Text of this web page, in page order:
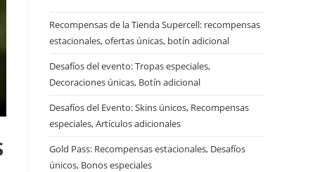
Recompensas de la Tienda Supercell: recompensas
estacionales, ofertas únicas, botín adicional
Desafíos del evento: Tropas especiales,
Decoraciones únicas, Botín adicional
Desafíos del Evento: Skins únicos, Recompensas
especiales, Artículos adicionales
Gold Pass: Recompensas estacionales, Desafíos
únicos, Bonos especiales